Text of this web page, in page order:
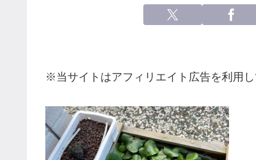
※当サイトはアフィリエイト広告を利用し